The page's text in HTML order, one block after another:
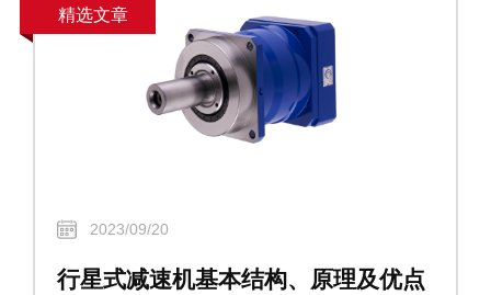
精选文章
2023/09/20
行星式减速机基本结构、原理及优点